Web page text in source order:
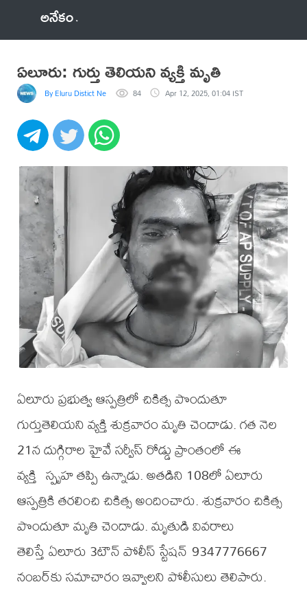
అనేకం
ఏలూరు: గుర్తు తెలియని వ్యక్తి మృతి
By Eluru Distict News 84 Apr 12, 2025, 01:04 IST
ఏలూరు ప్రభుత్వ ఆస్పత్రిలో చికిత్స పొందుతూ
గుర్తుతెలియని వ్యక్తి శుక్రవారం మృతి చెందాడు. గత నెల
21న దుగ్గిరాల హైవే సర్వీస్ రోడ్డు ప్రాంతంలో ఈ
వ్యక్తి స్పృహ తప్పి ఉన్నాడు. అతడిని 108లో ఏలూరు
ఆస్పత్రికి తరలించి చికిత్స అందించారు. శుక్రవారం చికిత్స
పొందుతూ మృతి చెందాడు. మృతుడి వివరాలు
తెలిస్తే ఏలూరు 3టౌన్ పోలీస్ స్టేషన్ 9347776667
నంబర్‌కు సమాచారం ఇవ్వాలని పోలీసులు తెలిపారు.